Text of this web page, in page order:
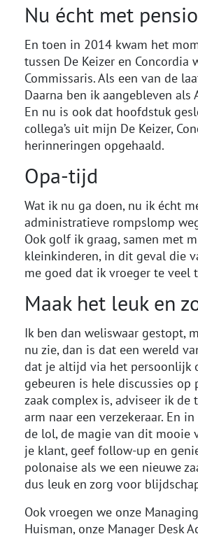
Nu écht met
En toen in 2014 kwam het
tussen De Keizer en
Commissaris. Als een van de
Daarna ben ik aangebleven als
En nu is ook dat hoofdstuk
collega’s uit mijn De Keizer,
herinneringen opgehaald.
Opa-tijd
Wat ik nu ga doen, nu ik écht
administratieve rompslomp
Ook golf ik graag, samen met
kleinkinderen, in dit geval die
me goed dat ik vroeger te veel
Maak het leuk en
Ik ben dan weliswaar gestopt,
nu zie, dan is dat een wereld
dat je altijd via het persoonlijk
gebeuren is hele discussies op
zaak complex is, adviseer ik
arm naar een verzekeraar. En
de lol, de magie van dit mooie
je klant, geef follow-up en
polonaise als we een nieuwe
dus leuk en zorg voor
Ook vroegen we onze
Huisman, onze Manager Desk